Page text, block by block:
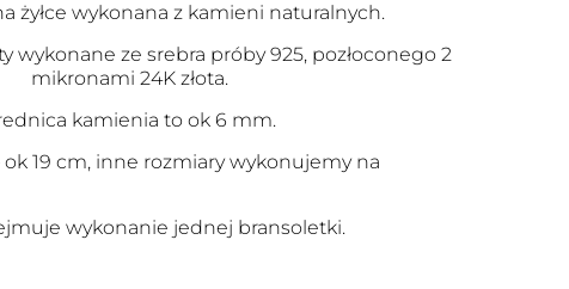
żyłce wykonana z kamieni naturalnych.
wykonane ze srebra próby 925, pozłoconego 2
mikronami 24K złota.
kamienia to ok 6 mm.
19 cm, inne rozmiary wykonujemy na
wykonanie jednej bransoletki.